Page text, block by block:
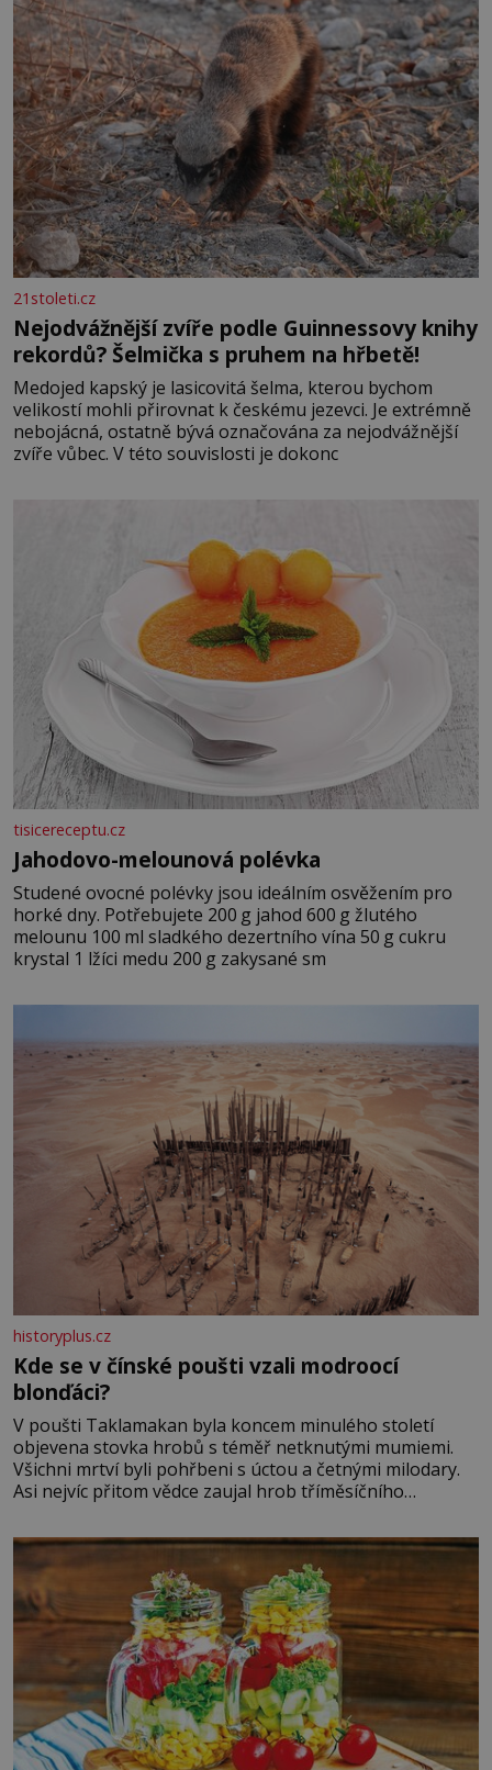
21stoleti.cz
Nejodvážnější zvíře podle Guinnessovy knihy
rekordů? Šelmička s pruhem na hřbetě!
Medojed kapský je lasicovitá šelma, kterou bychom
velikostí mohli přirovnat k českému jezevci. Je extrémně
nebojácná, ostatně bývá označována za nejodvážnější
zvíře vůbec. V této souvislosti je dokonc
tisicereceptu.cz
Jahodovo-melounová polévka
Studené ovocné polévky jsou ideálním osvěžením pro
horké dny. Potřebujete 200 g jahod 600 g žlutého
melounu 100 ml sladkého dezertního vína 50 g cukru
krystal 1 lžíci medu 200 g zakysané sm
historyplus.cz
Kde se v čínské poušti vzali modroocí
blonďáci?
V poušti Taklamakan byla koncem minulého století
objevena stovka hrobů s téměř netknutými mumiemi.
Všichni mrtví byli pohřbeni s úctou a četnými milodary.
Asi nejvíc přitom vědce zaujal hrob tříměsíčního
blonďaté vlásky. Fakt, že jsou těla dávných lidí nesmírně
dobře zachovalá, přičítají odborníci zdejším klimatickým
podmínkám. Sucho, prosolené písky a extrémně